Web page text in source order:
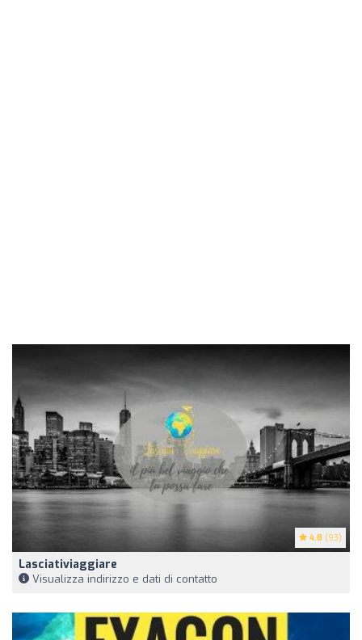
4.8 (93)
Lasciativiaggiare
Visualizza indirizzo e dati di contatto